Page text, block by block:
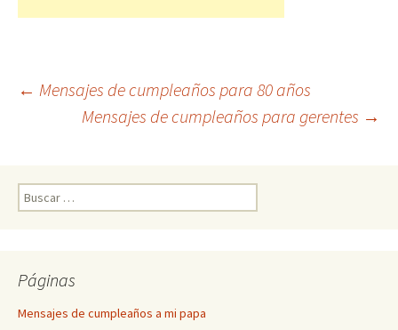
Post navigation
← Mensajes de cumpleaños para 80 años
Mensajes de cumpleaños para gerentes →
Buscar:
Páginas
Mensajes de cumpleaños a mi papa